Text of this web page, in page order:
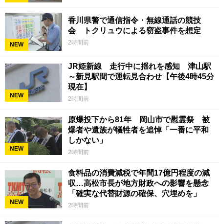
NEW
香川県警で通信指令・無線通話の競技
会 トクリュウによる窃盗事件を想定
2時間前
NEW
JR姫新線 走行中に揺れを感知 津山駅
～新見駅間で運転見合わせ【午後4時45分
現在】
2時間前
NEW
原爆投下から81年 岡山市で慰霊祭 被
爆者や遺族が犠牲者を追悼「一番に平和
しかない」
2時間前
NEW
食料品の消費減税で年間17億円程度の減
収…高松市長が地方財政への影響を懸念
「確実な代替財源の確保、穴埋めを」
2時間前